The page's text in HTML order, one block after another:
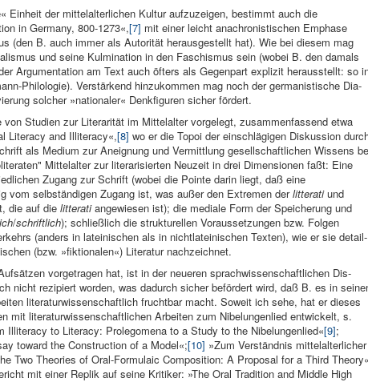
Ein­heit der mittelalter­lichen Kultur aufzuzeigen, bestimmt auch die
in Germany, 800-1273«,[7] mit einer leicht anachronistischen Em­phase
(den B. auch immer als Autorität herausge­stellt hat). Wie bei diesem mag
und seine Kulmination in den Faschismus sein (wobei B. den da­mals
Ar­gumentation am Text auch öf­ters als Ge­genpart explizit her­ausstellt: so
Philolo­gie). Verstär­kend hinzukom­men mag noch der germani­stische Dia­
sol­cher »nationaler« Denkfiguren sicher för­dert.
Studien zur Litera­rität im Mittelalter vorge­legt, zusammen­fassend etwa
Literacy and Illite­racy«,[8] wo er die Topoi der einschlägigen Diskus­sion
als Me­dium zur Aneignung und Vermittlung gesell­schaftlichen Wis­sens
Mittelalter zur lite­rarisierten Neuzeit in drei Dimensionen faßt: Eine
Zugang zur Schrift (wobei die Pointe darin liegt, daß eine
vom selbständigen Zu­gang ist, was außer den Extremen derlit­teratiund
die auf die litteratiangewiesen ist); die me­diale Form der Speicherung und
/schriftlich); schließlich die strukturel­len Vor­aussetzungen bzw. Fol­gen
(anders in lateini­schen als in nichtlateini­schen Tex­ten), wie er sie detail­
(bzw. »fiktionalen«) Literatur nach­zeichnet.
vorge­tragen hat, ist in der neueren sprach­wissenschaftlichen Dis­
nicht rezi­piert worden, was da­durch si­cher befördert wird, daß B. es in
literatur­wissenschaftlich fruchtbar macht. Soweit ich sehe, hat er dieses
mit literatur­wissenschaftlichen Ar­beiten zum Nibelungenlied ent­wickelt, s.
Illiteracy to Lite­racy: Prolegomena to a Study to the Nibe­lungenlied«[9];
toward the Con­struction of a Mo­del«;[10] »Zum Verständnis mit­telalterlicher
Two Theories of Oral-For­mulaic Composi­tion: A Proposal for a Third
mit ei­ner Replik auf seine Kritiker: »The Oral Tradition and Middle High